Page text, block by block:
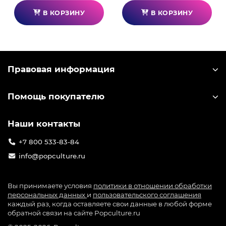
В КОРЗИНУ В КОРЗИНУ
Правовая информация
Помощь покупателю
Наши контакты
+7 800 533-83-84
info@popculture.ru
Вы принимаете условия политики в отношении обработки
персональных данных и пользовательского соглашения
каждый раз, когда оставляете свои данные в любой форме
обратной связи на сайте Popculture.ru